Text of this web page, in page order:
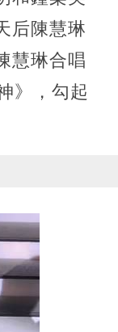
后陳慧琳
慧琳合唱
》，勾起